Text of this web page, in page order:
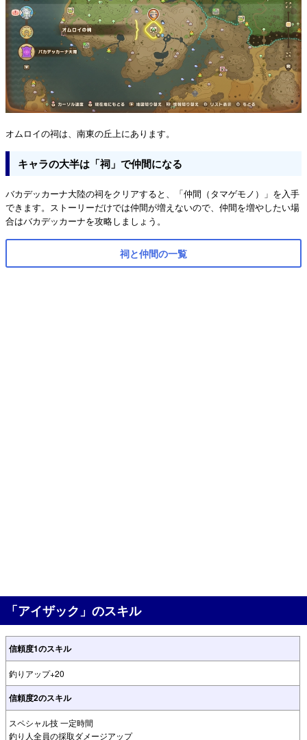
オムロイの祠は、南東の丘上にあります。
キャラの大半は「祠」で仲間になる
バカデッカーナ大陸の祠をクリアすると、「仲間（タマゲモノ）」を入手
できます。ストーリーだけでは仲間が増えないので、仲間を増やしたい場
合はバカデッカーナを攻略しましょう。
祠と仲間の一覧
「アイザック」のスキル
信頼度1のスキル
釣りアップ+20
信頼度2のスキル
スペシャル技 一定時間
釣り人全員の採取ダメージアップ